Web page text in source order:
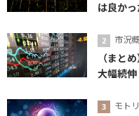
は良か
市況
（まと
大幅続
モト